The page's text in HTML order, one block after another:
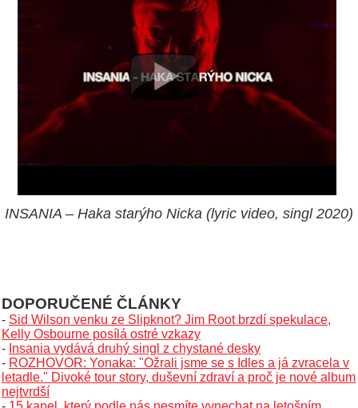
INSANIA – Haka starýho Nicka (lyric video, singl 2020)
DOPORUČENÉ ČLÁNKY
- Sid Wilson venku ze Slipknot? Jim Root brzdí spekulace,
Kelly Osbourne posílá ostré vzkazy
- Insania vydává druhý singl z chystané desky
- ROZHOVOR: Yonaka: "Ožrali jsme se s Idles a já zvracela v
letadle." Divoké tour story, duševní zdraví a proč je nové album
nejtvrdší